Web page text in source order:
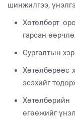
шинжилгээ,
Хөтөлбөрт
гарсан
Сургалтын
Хөтөлбөрөөс
эсэхийг
өгөөжийг